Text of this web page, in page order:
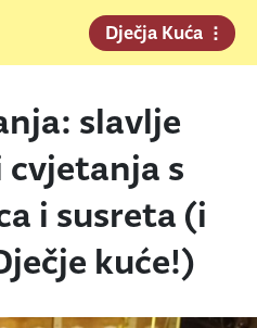
Dječja Kuća
slavlje
s
i susreta (i
kuće!)